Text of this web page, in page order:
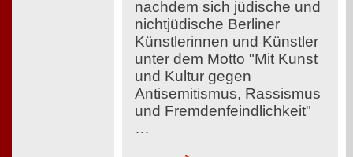
nachdem sich jüdische und
nichtjüdische Berliner
Künstlerinnen und Künstler
unter dem Motto "Mit Kunst
und Kultur gegen
Antisemitismus, Rassismus
und Fremdenfeindlichkeit"
…